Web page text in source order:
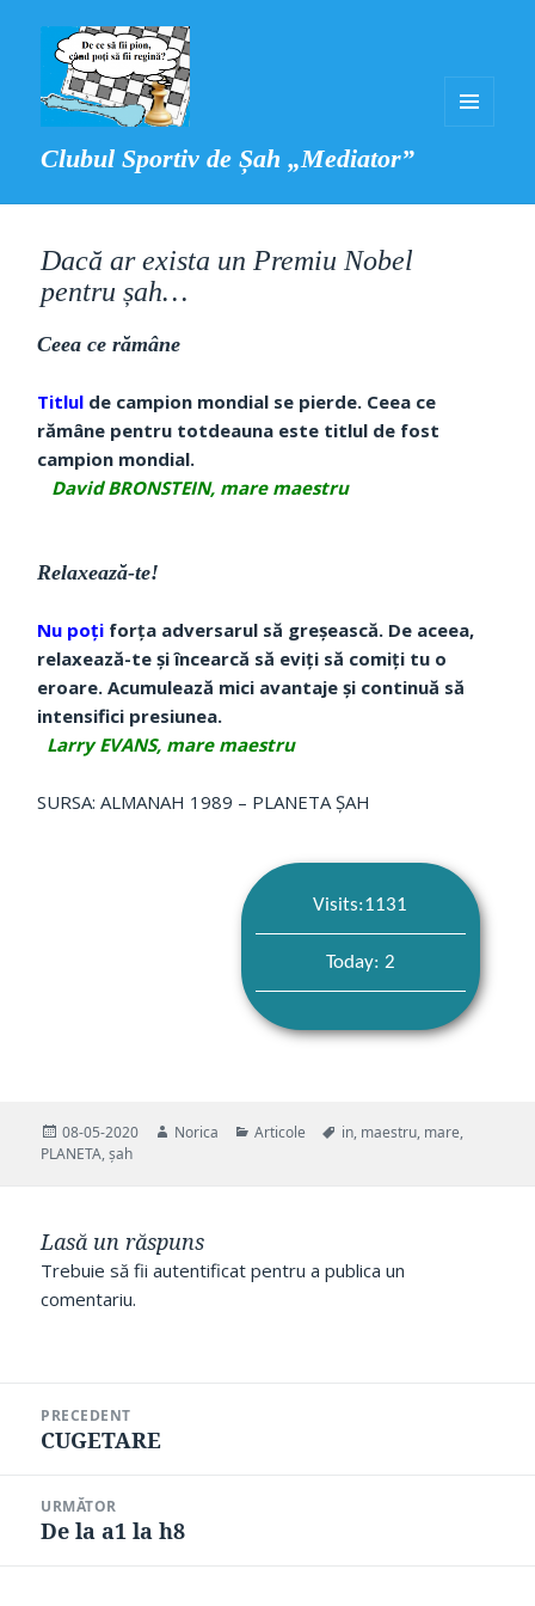
Clubul Sportiv de Șah „Mediator”
Dacă ar exista un Premiu Nobel
pentru șah…
Ceea ce rămâne
Titlul de campion mondial se pierde. Ceea ce
rămâne pentru totdeauna este titlul de fost
campion mondial.
David BRONSTEIN, mare maestru
Relaxează-te!
Nu poți forța adversarul să greșească. De aceea,
relaxează-te și încearcă să eviți să comiți tu o
eroare. Acumulează mici avantaje și continuă să
intensifici presiunea.
Larry EVANS, mare maestru
SURSA: ALMANAH 1989 – PLANETA ȘAH
Visits:1131
Today: 2
Publicat
pe
08-05-2020 Autor
Norica Categorii
Articole Etichete
in, maestru, mare,
PLANETA,șah
Lasă un răspuns
Trebuie să fiiautentificat pentru a publica un
comentariu.
articole
PRECEDENT
Articolul
CUGETARE
URMĂTOR
Articolul
De la a1 la h8